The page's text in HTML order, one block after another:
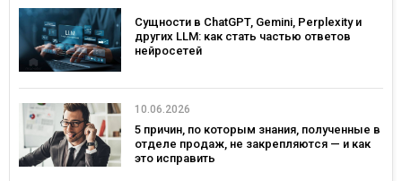
Сущности в ChatGPT, Gemini, Perplexity и
других LLM: как стать частью ответов
нейросетей
10.06.2026
5 причин, по которым знания, полученные в
отделе продаж, не закрепляются — и как
это исправить